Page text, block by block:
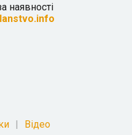
наявності
Відео